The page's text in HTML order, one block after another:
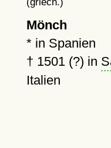
Mönch
* in Spanien
† 1501 (?) in
Italien